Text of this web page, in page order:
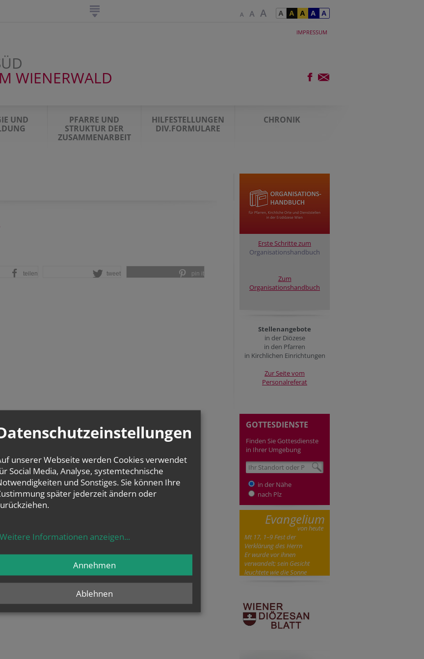
IMPRESSUM
WIENERWALD
UND
PFARRE UND
STRUKTUR DER
ZUSAMMENARBEIT
HILFESTELLUNGEN
DIV.FORMULARE
CHRONIK
teilen tweet pin it
Erste Schritte zum
Organisationshandbuch
Zum
Organisationshandbuch
Stellenangebote
in der Diözese
in den Pfarren
in Kirchlichen Einrichtungen
Zur Seite vom
Personalreferat
GOTTESDIENSTE
Finden Sie Gottesdienste
in Ihrer Umgebung
in der Nähe
nach Plz
Evangelium
von heute
Mt 17, 1–9 Fest der
Verklärung des Herrn
Er wurde vor ihnen
verwandelt; sein Gesicht
leuchtete wie die Sonne
unserer Webseite werden Cookies verwendet
Social Media, Analyse, systemtechnische
und Sonstiges. Sie können Ihre
später jederzeit ändern oder
Weitere Informationen anzeigen...
Ablehnen
Annehmen